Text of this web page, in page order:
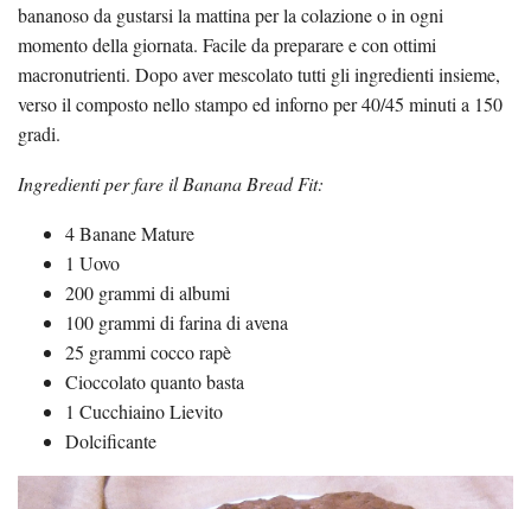
bananoso da gustarsi la mattina per la colazione o in ogni
momento della giornata. Facile da preparare e con ottimi
macronutrienti. Dopo aver mescolato tutti gli ingredienti insieme,
verso il composto nello stampo ed inforno per 40/45 minuti a 150
gradi.
Ingredienti per fare il Banana Bread Fit:
4 Banane Mature
1 Uovo
200 grammi di albumi
100 grammi di farina di avena
25 grammi cocco rapè
Cioccolato quanto basta
1 Cucchiaino Lievito
Dolcificante